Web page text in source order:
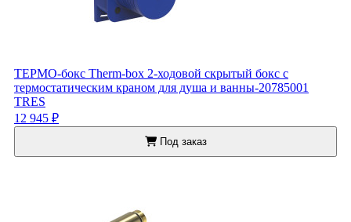
ТЕРМО-бокс Therm-box 2-ходовой скрытый бокс с
термостатическим краном для душа и ванны-20785001
TRES
12 945 ₽
Под заказ